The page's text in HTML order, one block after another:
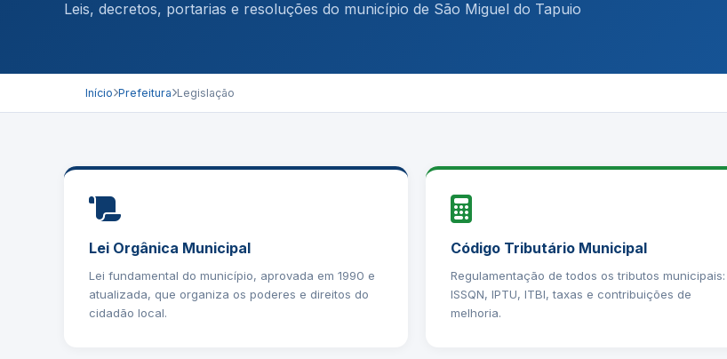
Leis, decretos, portarias e resoluções do município de São Miguel do Tapuio
Início Prefeitura Legislação
Lei Orgânica Municipal
Lei fundamental do município, aprovada em 1990 e
atualizada, que organiza os poderes e direitos do
cidadão local.
Código Tributário Municipal
Regulamentação de todos os tributos municipais:
ISSQN, IPTU, ITBI, taxas e contribuições de
melhoria.